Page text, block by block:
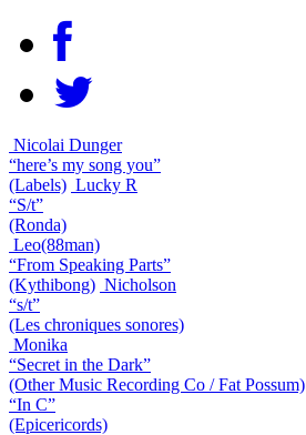
Nicolai Dunger
“here’s my song you”
(Labels) Lucky R
“S/t”
(Ronda)
Leo(88man)
“From Speaking Parts”
(Kythibong) Nicholson
“s/t”
(Les chroniques sonores)
Monika
“Secret in the Dark”
(Other Music Recording Co / Fat Possum)
“In C”
(Epicericords)